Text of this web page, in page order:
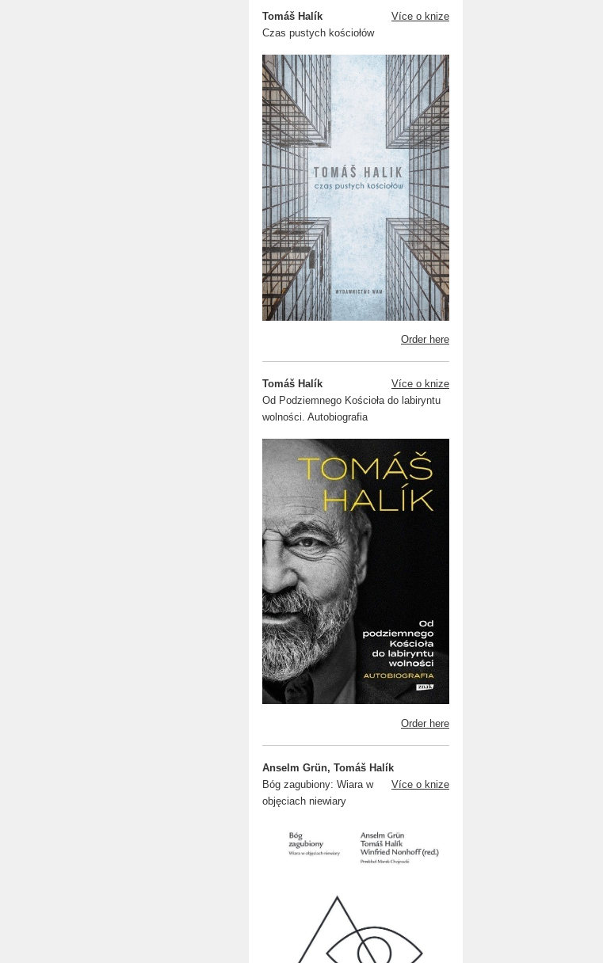
Tomáš Halík
Více o knize
Czas pustych kościołów
Order here
Tomáš Halík
Více o knize
Od Podziemnego Kościoła do labiryntu
wolności. Autobiografia
Order here
Anselm Grün, Tomáš Halík
Více o knize
Bóg zagubiony: Wiara w
objęciach niewiary